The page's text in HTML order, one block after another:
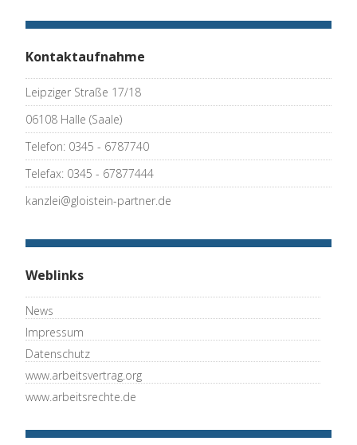
Kontaktaufnahme
Leipziger Straße 17/18
06108 Halle (Saale)
Telefon: 0345 - 6787740
Telefax: 0345 - 67877444
kanzlei@gloistein-partner.de
Weblinks
News
Impressum
Datenschutz
www.arbeitsvertrag.org
www.arbeitsrechte.de